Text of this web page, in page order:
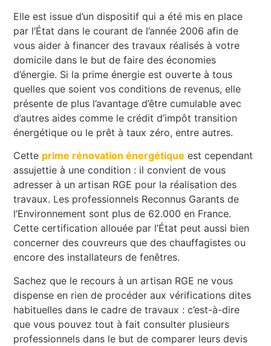
Elle est issue d’un dispositif qui a été mis en place
par l’État dans le courant de l’année 2006 afin de
vous aider à financer des travaux réalisés à votre
domicile dans le but de faire des économies
d’énergie. Si la prime énergie est ouverte à tous
quelles que soient vos conditions de revenus, elle
présente de plus l’avantage d’être cumulable avec
d’autres aides comme le crédit d’impôt transition
énergétique ou le prêt à taux zéro, entre autres.
Cette prime rénovation énergétique est cependant
assujettie à une condition : il convient de vous
adresser à un artisan RGE pour la réalisation des
travaux. Les professionnels Reconnus Garants de
l’Environnement sont plus de 62.000 en France.
Cette certification allouée par l’État peut aussi bien
concerner des couvreurs que des chauffagistes ou
encore des installateurs de fenêtres.
Sachez que le recours à un artisan RGE ne vous
dispense en rien de procéder aux vérifications dites
habituelles dans le cadre de travaux : c’est-à-dire
que vous pouvez tout à fait consulter plusieurs
professionnels dans le but de comparer leurs devis